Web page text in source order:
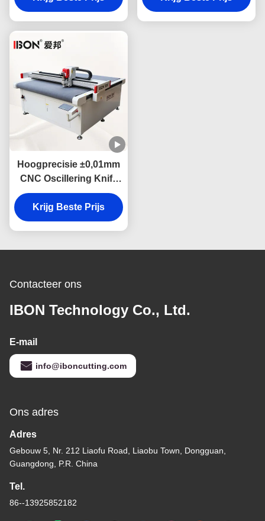
snijden met hoge
nauwkeurigheid van
Hoogprecisie ±0,01mm
CNC Oscillering Knife
Cutter met 3 jaar
garantie en
1600mm*2500mm
van het interieur van
Krijg Beste Prijs
Contacteer ons
IBON Technology Co., Ltd.
E-mail
info@iboncutting.com
Ons adres
Adres
Gebouw 5, Nr. 212 Liaofu Road, Liaobu Town, Dongguan,
Guangdong, P.R. China
Tel.
86--13925852182